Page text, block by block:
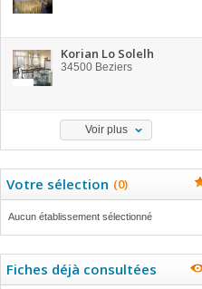
Korian Lo Solelh
34500 Beziers
Voir plus
Votre sélection (0)
Aucun établissement sélectionné
Fiches déjà consultées